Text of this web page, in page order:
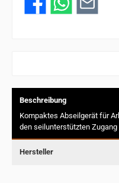
Beschreibung
Kompaktes Abseilgerät für
den seilunterstützten
Hersteller